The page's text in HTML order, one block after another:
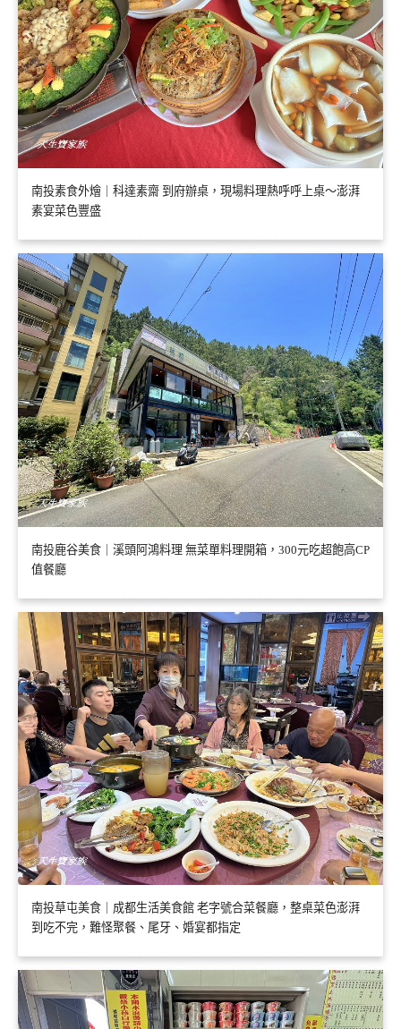
南投素食外燴｜科達素齋 到府辦桌，現場料理熱呼呼上桌～澎湃
素宴菜色豐盛
南投鹿谷美食｜溪頭阿鴻料理 無菜單料理開箱，300元吃超飽高CP
值餐廳
南投草屯美食｜成都生活美食館 老字號合菜餐廳，整桌菜色澎湃
到吃不完，難怪聚餐、尾牙、婚宴都指定